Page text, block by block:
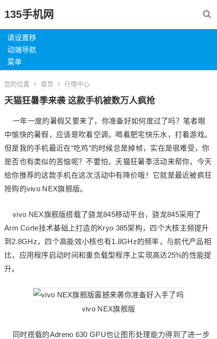
135手机网
请设置移
动端导航
菜单
您的位置 首页 行情中心
天猫狂暑季来袭 这款手机被数万人疯抢
一年一度的暑假又要来了，你准备好如何度过了吗？笔者眼
中愉快的暑假，应该是吹着空调，喝着肥宅快乐水，打着游戏。
但是我的手机最近在“吃鸡”的时候总是掉帧，实在是很难受，你
是否也有类似的苦恼呢？不要怕，天猫狂暑季活动来帮你，今天
给你推荐的这款手机在这次活动中有降价哦！它就是最近被疯狂
抢购的vivo NEX旗舰版。
vivo NEX旗舰版搭载了骁龙845移动平台，骁龙845采用了
Arm Corte技术基础上打造的Kryo 385架构，四个大核主频提升
到2.8GHz，四个高能效小核也有1.8GHz的频率，与前代产品相
比，应用程序启动时间和重负载型程序上实现高达25%的性能提
升。
vivo NEX旗舰版
同时搭载的Adreno 630 GPU也让图形处理能力得到了进一步